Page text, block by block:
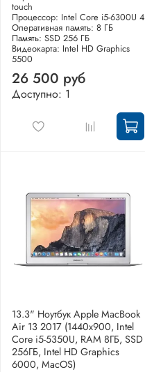
touch
Процессор: Intel Core i5-6300U 4
Оперативная память: 8 ГБ
Память: SSD 256 ГБ
Видеокарта: Intel HD Graphics
5500
26 500 руб
Доступно: 1
13.3" Ноутбук Apple MacBook
Air 13 2017 (1440x900, Intel
Core i5-5350U, RAM 8ГБ, SSD
256ГБ, Intel HD Graphics
6000, MacOS)